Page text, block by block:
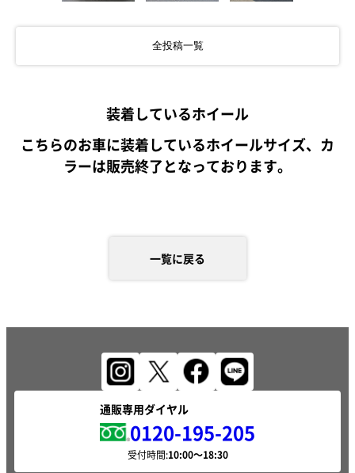
全投稿一覧
装着しているホイール
こちらのお車に装着しているホイールサイズ、カ
ラーは販売終了となっております。
一覧に戻る
通販専用ダイヤル
0120-195-205
受付時間: